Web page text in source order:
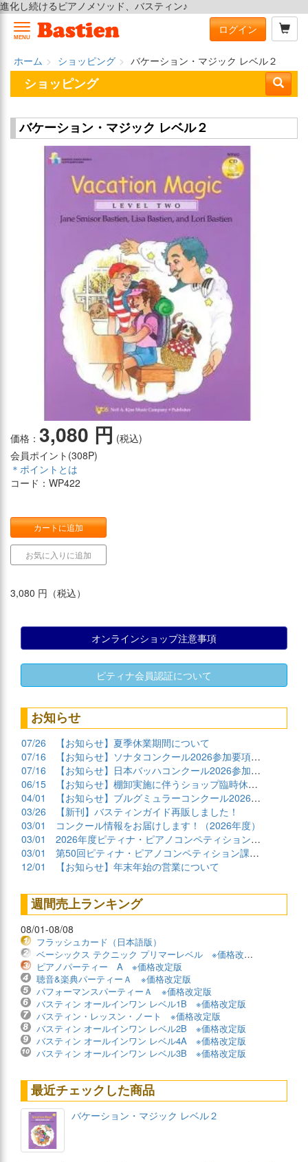
進化し続けるピアノメソッド、バスティン♪
MENU
ログイン
ホーム ショッピング
バケーション・マジック レベル２
ショッピング
バケーション・マジック レベル２
価格： 3,080 円 (税込)
会員ポイント(308P)
＊ポイントとは
コード：WP422
カートに追加
お気に入りに追加
3,080 円（税込）
オンラインショップ注意事項
ピティナ会員認証について
お知らせ
07/26
【お知らせ】夏季休業期間について
07/16
【お知らせ】ソナタコンクール2026参加要項公開
07/16
【お知らせ】日本バッハコンクール2026参加要項公開
06/15
【お知らせ】棚卸実施に伴うショップ臨時休業について
04/01
【お知らせ】ブルグミュラーコンクール2026課題曲公開
03/26
【新刊】バスティンガイド再販しました！
03/01
コンクール情報をお届けします！（2026年度）
03/01
2026年度ピティナ・ピアノコンペティション課題曲商品
03/01
第50回ピティナ・ピアノコンペティション課題曲公開！
12/01
【お知らせ】年末年始の営業について
週間売上ランキング
08/01-08/08
フラッシュカード（日本語版）
ベーシックス テクニック プリマーレベル ※価格改定版
ピアノパーティー A ※価格改定版
聴音&楽典パーティーＡ ※価格改定版
パフォーマンスパーティーＡ ※価格改定版
バスティン オールインワン レベル1B ※価格改定版
バスティン・レッスン・ノート ※価格改定版
バスティン オールインワン レベル2B ※価格改定版
バスティン オールインワン レベル4A ※価格改定版
バスティン オールインワン レベル3B ※価格改定版
最近チェックした商品
バケーション・マジック レベル２